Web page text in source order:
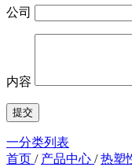
公司
内容
一分类列表
首页 / 产品中心 /热塑